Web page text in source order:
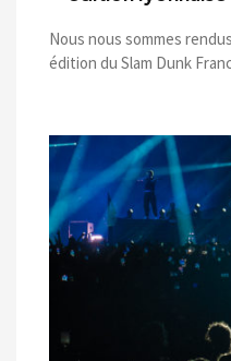
Nous nous sommes
édition du Slam Dunk